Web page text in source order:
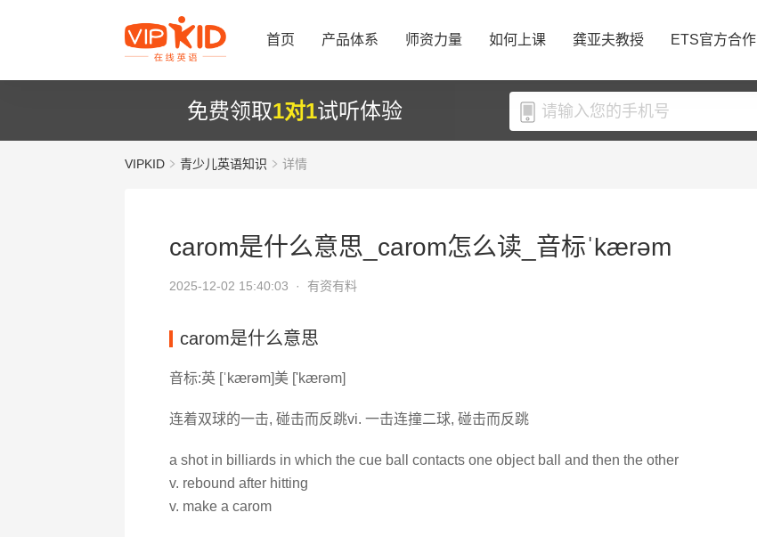
首页 产品体系 师资力量 如何上课 龚亚夫教授 ETS官方合作
免费领取1对1试听体验
VIPKID 青少儿英语知识 详情
carom是什么意思_carom怎么读_音标ˈkærəm
2025-12-02 15:40:03 · 有资有料
carom是什么意思
音标:英 [ˈkærəm]美 ['kærəm]
连着双球的一击, 碰击而反跳vi. 一击连撞二球, 碰击而反跳
a shot in billiards in which the cue ball contacts one object ball and then the other
v. rebound after hitting
v. make a carom